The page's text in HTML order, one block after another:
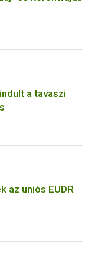
a tavaszi
az uniós EUDR